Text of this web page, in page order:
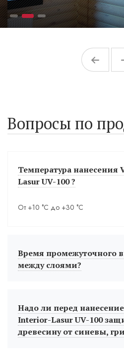
Вопросы по
Температура нанесения
Lasur UV-100 ?
От +10 °С до +30 °С
Время промежуточного
между слоями?
Надо ли перед
Interior-Lasur UV-100
древесину от синевы,